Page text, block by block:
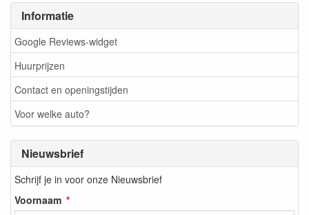
Informatie
Google Reviews-widget
Huurprijzen
Contact en openingstijden
Voor welke auto?
Nieuwsbrief
Schrijf je in voor onze Nieuwsbrief
Voornaam